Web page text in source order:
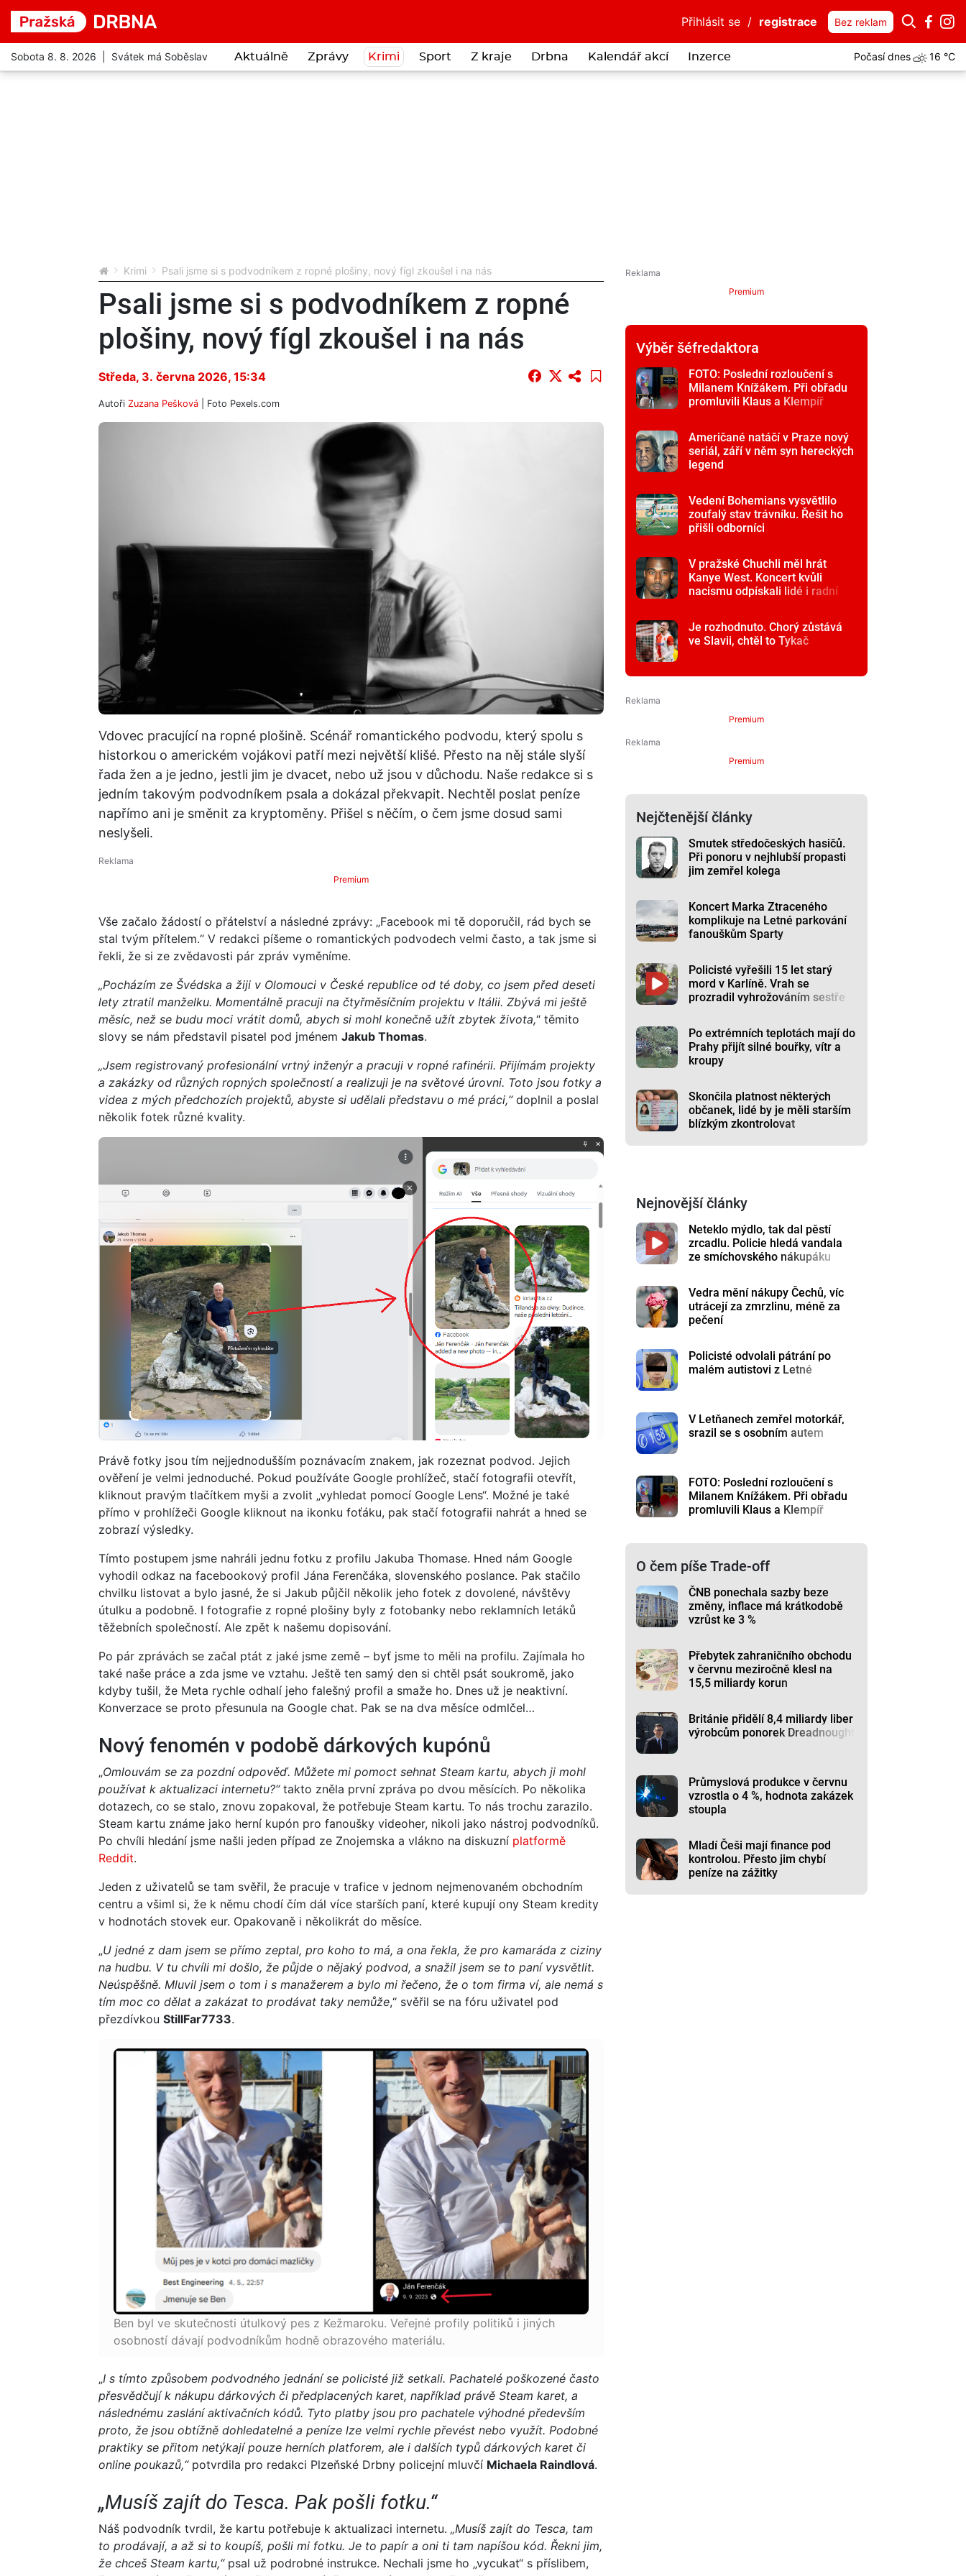
Přihlásit se / registrace Bez reklam
Sobota 8. 8. 2026 | Svátek má Soběslav Aktuálně Zprávy Krimi Sport Z kraje Drbna Kalendář akcí Inzerce Počasí dnes 16 °C
Krimi Psali jsme si s podvodníkem z ropné plošiny, nový fígl zkoušel i na nás
Psali jsme si s podvodníkem z ropné
plošiny, nový fígl zkoušel i na nás
Středa, 3. června 2026, 15:34
Autoři Zuzana Pešková | Foto Pexels.com
Vdovec pracující na ropné plošině. Scénář romantického podvodu, který spolu s
historkou o americkém vojákovi patří mezi největší klišé. Přesto na něj stále slyší
řada žen a je jedno, jestli jim je dvacet, nebo už jsou v důchodu. Naše redakce si s
jedním takovým podvodníkem psala a dokázal překvapit. Nechtěl poslat peníze
napřímo ani je směnit za kryptoměny. Přišel s něčím, o čem jsme dosud sami
neslyšeli.
Premium
Vše začalo žádostí o přátelství a následné zprávy: „Facebook mi tě doporučil, rád bych se
stal tvým přítelem.“ V redakci píšeme o romantických podvodech velmi často, a tak jsme si
řekli, že si ze zvědavosti pár zpráv vyměníme.
„Pocházím ze Švédska a žiji v Olomouci v České republice od té doby, co jsem před deseti
lety ztratil manželku. Momentálně pracuji na čtyřměsíčním projektu v Itálii. Zbývá mi ještě
měsíc, než se budu moci vrátit domů, abych si mohl konečně užít zbytek života,“ těmito
slovy se nám představil pisatel pod jménem Jakub Thomas.
„Jsem registrovaný profesionální vrtný inženýr a pracuji v ropné rafinérii. Přijímám projekty
a zakázky od různých ropných společností a realizuji je na světové úrovni. Toto jsou fotky a
videa z mých předchozích projektů, abyste si udělali představu o mé práci,“doplnil a poslal
několik fotek různé kvality.
Právě fotky jsou tím nejjednodušším poznávacím znakem, jak rozeznat podvod. Jejich
ověření je velmi jednoduché. Pokud používáte Google prohlížeč, stačí fotografii otevřít,
kliknout pravým tlačítkem myši a zvolit „vyhledat pomocí Google Lens“. Možné je také
přímo v prohlížeči Google kliknout na ikonku foťáku, pak stačí fotografii nahrát a hned se
zobrazí výsledky.
Tímto postupem jsme nahráli jednu fotku z profilu Jakuba Thomase. Hned nám Google
vyhodil odkaz na facebookový profil Jána Ferenčáka, slovenského poslance. Pak stačilo
chvilku listovat a bylo jasné, že si Jakub půjčil několik jeho fotek z dovolené, návštěvy
útulku a podobně. I fotografie z ropné plošiny byly z fotobanky nebo reklamních letáků
těžebních společností. Ale zpět k našemu dopisování.
Po pár zprávách se začal ptát z jaké jsme země – byť jsme to měli na profilu. Zajímala ho
také naše práce a zda jsme ve vztahu. Ještě ten samý den si chtěl psát soukromě, jako
kdyby tušil, že Meta rychle odhalí jeho falešný profil a smaže ho. Dnes už je neaktivní.
Konverzace se proto přesunula na Google chat. Pak se na dva měsíce odmlčel…
Nový fenomén v podobě dárkových kupónů
„Omlouvám se za pozdní odpověď. Můžete mi pomoct sehnat Steam kartu, abych ji mohl
používat k aktualizaci internetu?“takto zněla první zpráva po dvou měsících. Po několika
dotazech, co se stalo, znovu zopakoval, že potřebuje Steam kartu. To nás trochu zarazilo.
Steam kartu známe jako herní kupón pro fanoušky videoher, nikoli jako nástroj podvodníků.
Po chvíli hledání jsme našli jeden případ ze Znojemska a vlákno na diskuzní platformě
Reddit.
Jeden z uživatelů se tam svěřil, že pracuje v trafice v jednom nejmenovaném obchodním
centru a všiml si, že k němu chodí čím dál více starších paní, které kupují ony Steam kredity
v hodnotách stovek eur. Opakovaně i několikrát do měsíce.
„U jedné z dam jsem se přímo zeptal, pro koho to má, a ona řekla, že pro kamaráda z ciziny
na hudbu. V tu chvíli mi došlo, že půjde o nějaký podvod, a snažil jsem se to paní vysvětlit.
Neúspěšně. Mluvil jsem o tom i s manažerem a bylo mi řečeno, že o tom firma ví, ale nemá s
tím moc co dělat a zakázat to prodávat taky nemůže,“ svěřil se na fóru uživatel pod
přezdívkou StillFar7733.
Ben byl ve skutečnosti útulkový pes z Kežmaroku. Veřejné profily politiků i jiných
osobností dávají podvodníkům hodně obrazového materiálu.
„I s tímto způsobem podvodného jednání se policisté již setkali. Pachatelé poškozené často
přesvědčují k nákupu dárkových či předplacených karet, například právě Steam karet, a
následnému zaslání aktivačních kódů. Tyto platby jsou pro pachatele výhodné především
proto, že jsou obtížně dohledatelné a peníze lze velmi rychle převést nebo využít. Podobné
praktiky se přitom netýkají pouze herních platforem, ale i dalších typů dárkových karet či
online poukazů,“potvrdila pro redakci Plzeňské Drbny policejní mluvčí Michaela Raindlová.
„Musíš zajít do Tesca. Pak pošli fotku.“
Náš podvodník tvrdil, že kartu potřebuje k aktualizaci internetu. „Musíš zajít do Tesca, tam
to prodávají, a až si to koupíš, pošli mi fotku. Je to papír a oni ti tam napíšou kód. Řekni jim,
že chceš Steam kartu,“ psal už podrobné instrukce. Nechali jsme ho „vycukat“ s příslibem,
Premium
Výběr šéfredaktora
FOTO: Poslední rozloučení s
Milanem Knížákem. Při obřadu
promluvili Klaus a Klempíř
Američané natáčí v Praze nový
seriál, září v něm syn hereckých
legend
Vedení Bohemians vysvětlilo
zoufalý stav trávníku. Řešit ho
přišli odborníci
V pražské Chuchli měl hrát
Kanye West. Koncert kvůli
nacismu odpískali lidé i radní
Je rozhodnuto. Chorý zůstává
ve Slavii, chtěl to Tykač
Premium
Premium
Nejčtenější články
Smutek středočeských hasičů.
Při ponoru v nejhlubší propasti
jim zemřel kolega
Koncert Marka Ztraceného
komplikuje na Letné parkování
fanouškům Sparty
Policisté vyřešili 15 let starý
mord v Karlíně. Vrah se
prozradil vyhrožováním sestře
Po extrémních teplotách mají do
Prahy přijít silné bouřky, vítr a
kroupy
Skončila platnost některých
občanek, lidé by je měli starším
blízkým zkontrolovat
Nejnovější články
Neteklo mýdlo, tak dal pěstí
zrcadlu. Policie hledá vandala
ze smíchovského nákupáku
Vedra mění nákupy Čechů, víc
utrácejí za zmrzlinu, méně za
pečení
Policisté odvolali pátrání po
malém autistovi z Letné
V Letňanech zemřel motorkář,
srazil se s osobním autem
FOTO: Poslední rozloučení s
Milanem Knížákem. Při obřadu
promluvili Klaus a Klempíř
O čem píše Trade-off
ČNB ponechala sazby beze
změny, inflace má krátkodobě
vzrůst ke 3 %
Přebytek zahraničního obchodu
v červnu meziročně klesl na
15,5 miliardy korun
Británie přidělí 8,4 miliardy liber
výrobcům ponorek Dreadnought
Průmyslová produkce v červnu
vzrostla o 4 %, hodnota zakázek
stoupla
Mladí Češi mají finance pod
kontrolou. Přesto jim chybí
peníze na zážitky